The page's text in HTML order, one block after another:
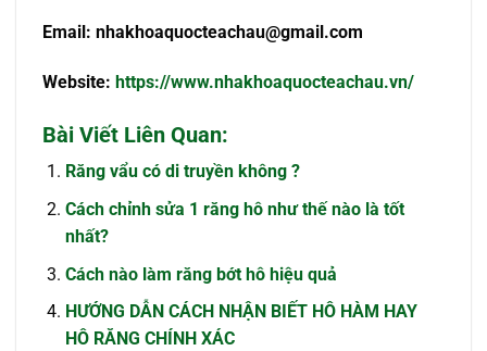
Email: nhakhoaquocteachau@gmail.com
Website: https://www.nhakhoaquocteachau.vn/
Bài Viết Liên Quan:
Răng vẩu có di truyền không ?
Cách chỉnh sửa 1 răng hô như thế nào là tốt
nhất?
Cách nào làm răng bớt hô hiệu quả
HƯỚNG DẪN CÁCH NHẬN BIẾT HÔ HÀM HAY
HÔ RĂNG CHÍNH XÁC